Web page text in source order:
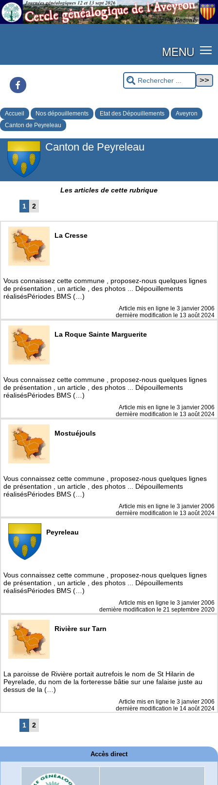
MENU
Accueil Nos dépouillements Etat des Dépouillements
Aveyron
Canton de Peyreleau
Canton de Peyreleau
Les articles de cette rubrique
1 2
La Cresse
Vous connaissez cette commune , proposez-nous quelques lignes
de présentation , un article , des photos ... Dépouillements
réalisésPériodes BMS (…)
Article mis en ligne le 3 janvier 2006
dernière modification le 13 août 2024
La Roque Sainte Marguerite
Vous connaissez cette commune , proposez-nous quelques lignes
de présentation , un article , des photos ... Dépouillements
réalisésPériodes BMS (…)
Article mis en ligne le 3 janvier 2006
dernière modification le 13 août 2024
Mostuéjouls
Vous connaissez cette commune , proposez-nous quelques lignes
de présentation , un article , des photos ... Dépouillements
réalisésPériodes BMS (…)
Article mis en ligne le 3 janvier 2006
dernière modification le 13 août 2024
Peyreleau
Vous connaissez cette commune , proposez-nous quelques lignes
de présentation , un article , des photos ... Dépouillements
réalisésPériodes BMS (…)
Article mis en ligne le 3 janvier 2006
dernière modification le 21 septembre 2020
Rivière sur Tarn
La paroisse de Rivière portait autrefois le nom de St Hilarin de
Peyrelade, du nom de la forteresse bâtie sur une falaise juste au
dessus de la (…)
Article mis en ligne le 3 janvier 2006
dernière modification le 14 août 2024
1 2
Accès direct